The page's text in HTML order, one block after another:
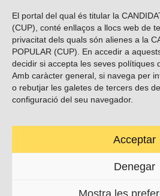
El portal del qual és titular la
(CUP), conté enllaços a llocs web de
privacitat dels quals són alienes a la
POPULAR (CUP). En accedir a
decidir si accepta les seves polítiques
Amb caràcter general, si navega per
o rebutjar les galetes de tercers des
configuració del seu navegador.
Acceptar
Denegar
Mostra les
ENVIAR
Troba’ns a les
Carrer Casp 180